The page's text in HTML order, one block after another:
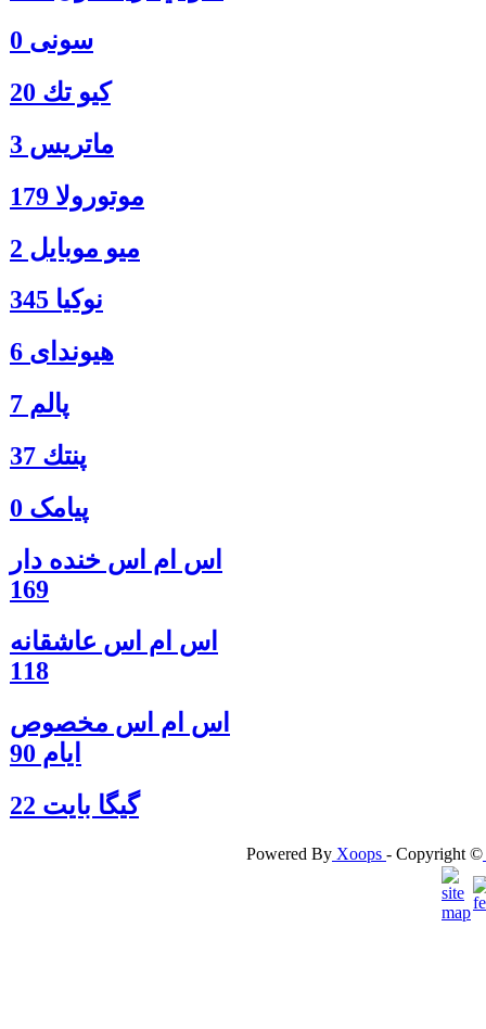
سونی 0
كيو تك 20
ماتريس 3
موتورولا 179
ميو موبايل 2
نوكيا 345
هیوندای 6
پالم 7
پنتك 37
پیامک 0
اس ام اس خنده دار
169
اس ام اس عاشقانه
118
اس ام اس مخصوص
ایام 90
گيگا بايت 22
Powered By Xoops - Copyright ©